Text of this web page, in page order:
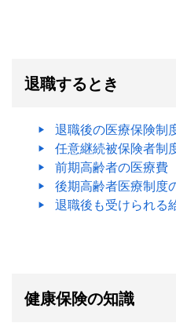
退職するとき
退職後の医療保険制
任意継続被保険者制
前期高齢者の医療費
後期高齢者医療制度
退職後も受けられる
健康保険の知識